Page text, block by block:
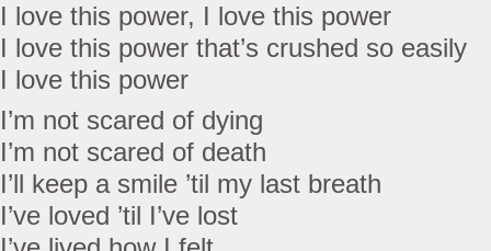
I love this power, I love this power
I love this power that’s crushed so easily
I love this power
I’m not scared of dying
I’m not scared of death
I’ll keep a smile ’til my last breath
I’ve loved ’til I’ve lost